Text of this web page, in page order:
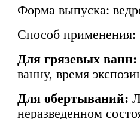
Форма выпуска:
Способ применения:
Для грязевых ванн:
ванну, время
Для обертываний:
неразведенном